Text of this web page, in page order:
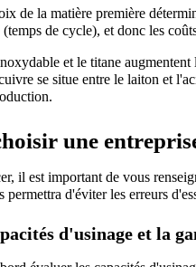
de la matière première
de cycle), et donc les
et le titane
se situe entre le laiton et
une
il est important de vous
permettra d'éviter les erreurs
d'usinage et la